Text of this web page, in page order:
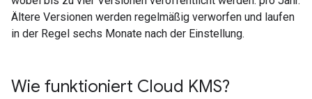
Ältere Versionen werden regelmäßig verworfen und laufen
in der Regel sechs Monate nach der Einstellung.
Wie funktioniert Cloud KMS?